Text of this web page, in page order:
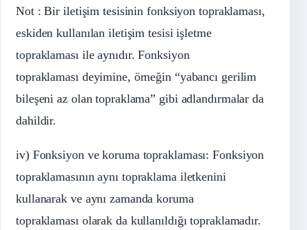
Not : Bir iletişim tesisinin fonksiyon topraklaması,
eskiden kullanılan iletişim tesisi işletme
topraklaması ile aynıdır. Fonksiyon
topraklaması deyimine, örneğin “yabancı gerilim
bileşeni az olan topraklama” gibi adlandırmalar da
dahildir.
iv) Fonksiyon ve koruma topraklaması: Fonksiyon
topraklamasının aynı topraklama iletkenini
kullanarak ve aynı zamanda koruma
topraklaması olarak da kullanıldığı topraklamadır.